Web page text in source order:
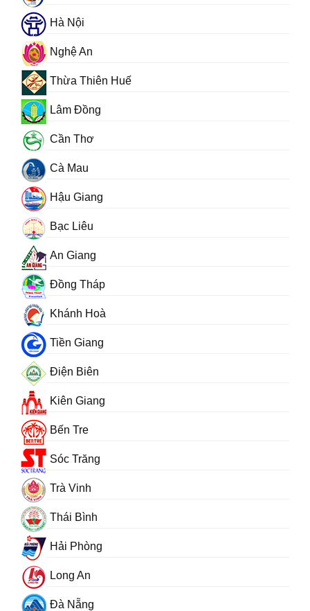
Hà Nội
Nghệ An
Thừa Thiên Huế
Lâm Đồng
Cần Thơ
Cà Mau
Hậu Giang
Bạc Liêu
An Giang
Đồng Tháp
Khánh Hoà
Tiền Giang
Điện Biên
Kiên Giang
Bến Tre
Sóc Trăng
Trà Vinh
Thái Bình
Hải Phòng
Long An
Đà Nẵng